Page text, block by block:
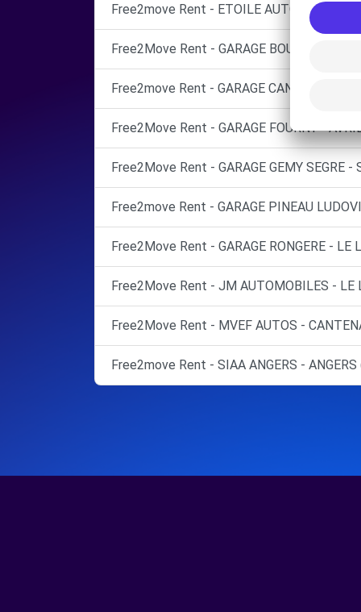
Free2move Rent - ETOILE AUTO 49 -
Free2Move Rent - GARAGE BOUYER - ST-
Free2move Rent - GARAGE CANDE
Free2Move Rent - GARAGE FOURNY -
Free2Move Rent - GARAGE GEMY SEGRE -
Free2move Rent - GARAGE PINEAU
Free2Move Rent - GARAGE RONGERE - LE
Free2Move Rent - JM AUTOMOBILES - LE
Free2Move Rent - MVEF AUTOS -
Free2move Rent - SIAA ANGERS - ANGERS